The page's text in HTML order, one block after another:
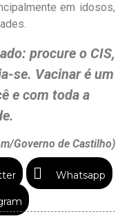
em idosos,
procure o CIS,
se. Vacinar é um
e com toda a
Governo de Castilho)
Whatsapp